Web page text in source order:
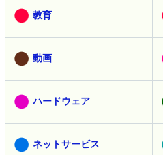
教育
動画
ハードウェア
ネットサービス